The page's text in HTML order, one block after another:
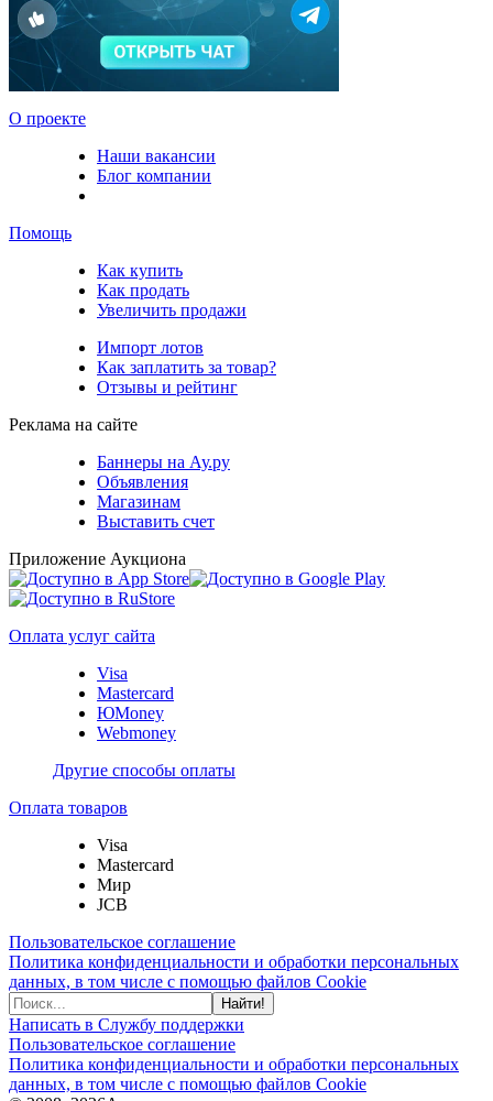
О проекте
Наши вакансии
Блог компании
Помощь
Как купить
Как продать
Увеличить продажи
Импорт лотов
Как заплатить за товар?
Отзывы и рейтинг
Реклама на сайте
Баннеры на Ау.ру
Объявления
Магазинам
Выставить счет
Приложение Аукциона
Оплата услуг сайта
Visa
Mastercard
ЮMoney
Webmoney
Другие способы оплаты
Оплата товаров
Visa
Mastercard
Мир
JCB
Пользовательское соглашение
Политика конфиденциальности и обработки персональных
данных, в том числе с помощью файлов Cookie
Найти!
Написать в Службу поддержки
Пользовательское соглашение
Политика конфиденциальности и обработки персональных
данных, в том числе с помощью файлов Cookie